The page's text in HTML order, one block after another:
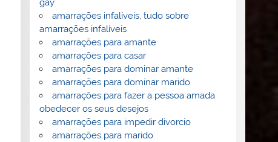
gay
amarrações infalíveis, tudo sobre
amarrações infalíveis
amarrações para amante
amarrações para casar
amarrações para dominar amante
amarrações para dominar marido
amarrações para fazer a pessoa amada
obedecer os seus desejos
amarrações para impedir divorcio
amarrações para marido